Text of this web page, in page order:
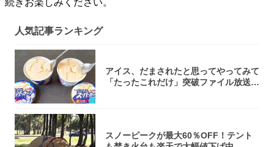
人気記事ランキング
アイス、だまされたと思ってやってみて
「たったこれだけ」突破ファイル放送で
スノーピークが最大60％OFF！テント